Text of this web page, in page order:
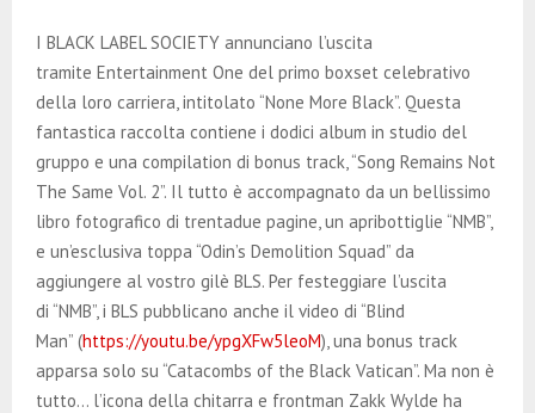
N
U
I BLACK LABEL SOCIETY annunciano l’uscita
tramite Entertainment One del primo boxset celebrativo
della loro carriera, intitolato “None More Black”. Questa
fantastica raccolta contiene i dodici album in studio del
gruppo e una compilation di bonus track, “Song Remains Not
The Same Vol. 2”. Il tutto è accompagnato da un bellissimo
libro fotografico di trentadue pagine, un apribottiglie “NMB”,
e un’esclusiva toppa “Odin’s Demolition Squad” da
aggiungere al vostro gilè BLS. Per festeggiare l’uscita
di “NMB”, i BLS pubblicano anche il video di “Blind
Man” (https://youtu.be/ypgXFw5leoM), una bonus track
apparsa solo su “Catacombs of the Black Vatican”. Ma non è
tutto… l’icona della chitarra e frontman Zakk Wylde ha